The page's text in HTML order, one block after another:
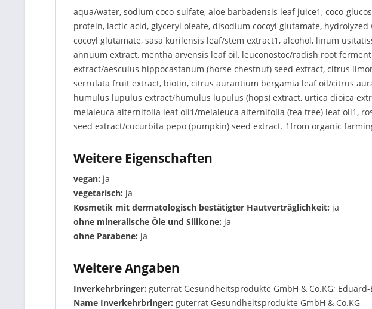
aqua/water, sodium coco-sulfate, aloe barbadensis leaf juice1, coco-
protein, lactic acid, glyceryl oleate, disodium cocoyl glutamate,
cocoyl glutamate, sasa kurilensis leaf/stem extract1, alcohol, linum
annuum extract, mentha arvensis leaf oil, leuconostoc/radish root
extract/aesculus hippocastanum (horse chestnut) seed extract, citrus
serrulata fruit extract, biotin, citrus aurantium bergamia leaf oil/citrus
humulus lupulus extract/humulus lupulus (hops) extract, urtica dioica
melaleuca alternifolia leaf oil1/melaleuca alternifolia (tea tree) leaf oil1,
seed extract/cucurbita pepo (pumpkin) seed extract. 1from organic
Weitere Eigenschaften
vegan: ja
vegetarisch: ja
Kosmetik mit dermatologisch bestätigter Hautverträglichkeit: ja
ohne mineralische Öle und Silikone: ja
ohne Parabene: ja
Weitere Angaben
Inverkehrbringer: guterrat Gesundheitsprodukte GmbH & Co.KG;
Name Inverkehrbringer: guterrat Gesundheitsprodukte GmbH & Co.KG